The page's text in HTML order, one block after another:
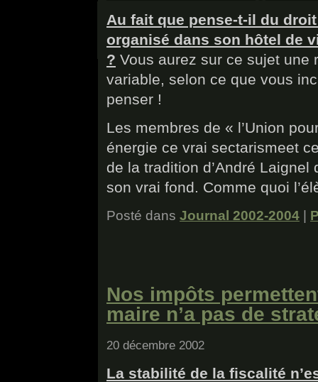
Au fait que pense-t-il du
organisé dans son hôtel de
? Vous aurez sur ce sujet une
variable, selon ce que vous
penser !
Les membres de « l’Union
énergie ce vrai sectarismeet
de la tradition d’André
son vrai fond. Comme quoi
Posté dans Journal 2002-2004 |
Nos impôts
maire n’a pas de
20 décembre 2002
La stabilité de la fiscalité